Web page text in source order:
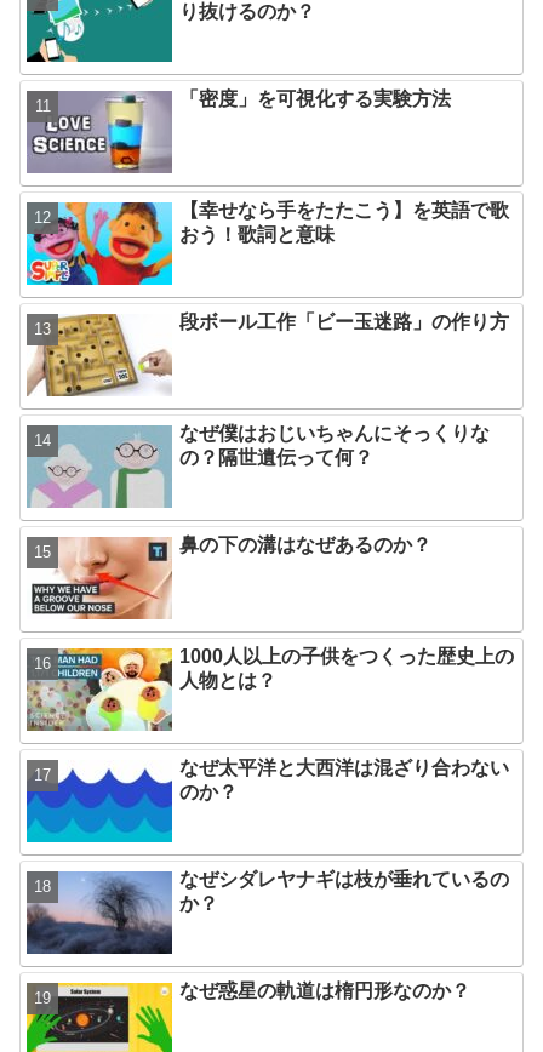
り抜けるのか？
「密度」を可視化する実験方法
【幸せなら手をたたこう】を英語で歌
おう！歌詞と意味
段ボール工作「ビー玉迷路」の作り方
なぜ僕はおじいちゃんにそっくりな
の？隔世遺伝って何？
鼻の下の溝はなぜあるのか？
1000人以上の子供をつくった歴史上の
人物とは？
なぜ太平洋と大西洋は混ざり合わない
のか？
なぜシダレヤナギは枝が垂れているの
か？
なぜ惑星の軌道は楕円形なのか？